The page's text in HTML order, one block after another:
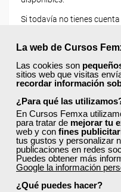
La web de Cursos
Las cookies son
sitios web que visitas
recordar información
¿Para qué las
En Cursos Femxa
para tratar de mejorar tu
web y con fines
tus gustos y personalizar
publicaciones en redes
Puedes obtener más
Google la información
¿Qué puedes hacer?
Si todavía no tienes
búsqueda para encontrar
perfil.
Recordarme
Iniciar sesión